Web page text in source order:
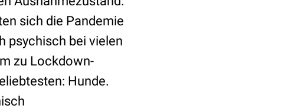
sich die Pandemie
psychisch bei vielen
zu Lockdown-
Hunde.